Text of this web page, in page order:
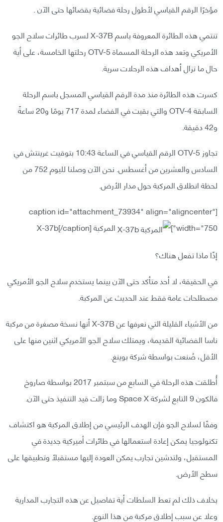
مؤخرًا الرقم القياسي لأطول رحلة فضائية بقضائها حتى الآن .
تنتمي هذه الطائرة المعروفة باسم X-37B لسرب طائرات سلاح الجو
الأمريكي وتعد هذه الرحلة المسماة OTV-5 رحلتها الخامسة، على أية
حال ما تزال أهداف هذه الرحلات سرية.
كسرت هذه الطائرة منذ مدة الرقم القياسي المسجل باسم الرحلة
السابقة OTV-4 والتي بقيت في الفضاء لمدة 717 يومًا و20 ساعةً
و42 دقيقة.
تجاوز OTV-5 الرقم القياسي في الساعة 10:43 بتوقيت غرينتش في
السادس والعشرين من أغسطس. نحن الآن وصلنا لليوم 752 من
لحظة انطلاق المركبة حول مدار الأرض.
[caption id="attachment_73934" align="aligncenter"
width="750"]
المركبة X-37b[/caption]
إذًا ماذا تفعل هناك؟
في الحقيقة، لا أحد متأكد حتى الآن بينما يستخدم سلاح الجو الأمريكي
مصطلحات عامة فقط عند الحديث عن المركبة.
من الأشياء القليلة التي نعرفها عن X-37B أنها نسخة مصغرة من مركبة
ناسا الفضائية القديمة، ويمتلك سلاح الجو الأمريكي اثنين منها على
الأقل، صُنعت بواسطة شركة بوينغ.
أُطلقت هذه الرحلة في السابع من سبتمبر 2017 بواسطة صاروخ
فالكون 9 التابع لشركة Space X وما زالت قيد التنفيذ حتى الآن.
وفقًا لسلاح الجو فإن الهدف الرئيسي من إطلاق المركبة هو اكتشاف
تكنولوجيا يمكن إعادة استعمالها في طائرات أميركية جديدة في
المستقبل، ولتدشين تجارب يمكن العودة إليها مستقبلًا وتطبيقها على
سطح الأرض.
بخلاف ذلك لم تعط السلطات أية تفاصيل عن هذه التجارب المدارية
وعلا عن سبب إطلاق مركبة من هذا النوع.